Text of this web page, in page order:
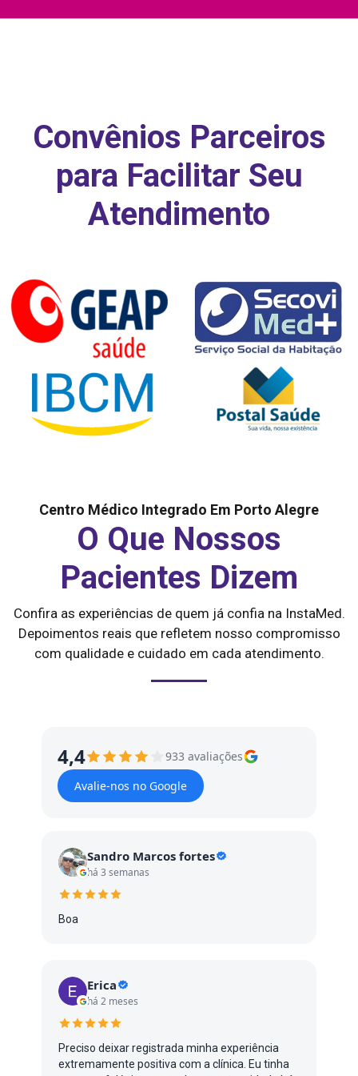
Convênios Parceiros
para Facilitar Seu
Atendimento
Centro Médico Integrado Em Porto Alegre
O Que Nossos
Pacientes Dizem
Confira as experiências de quem já confia na InstaMed.
Depoimentos reais que refletem nosso compromisso
com qualidade e cuidado em cada atendimento.
4,4
933 avaliações
Avalie-nos no Google
Sandro Marcos fortes
há 3 semanas
Boa
Erica
há 2 meses
Preciso deixar registrada minha experiência
extremamente positiva com a clínica. Eu tinha